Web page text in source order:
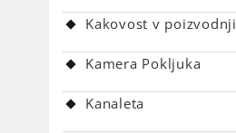
Kakovost v poizvodnji
Kamera Pokljuka
Kanaleta